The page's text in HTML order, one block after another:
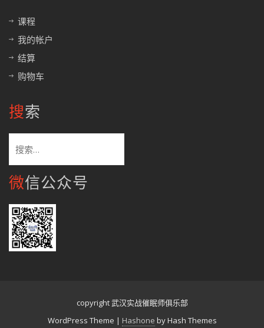
课程
我的帐户
结算
购物车
搜索
索：
微信公众号
copyright 武汉实战催眠师俱乐部
WordPress Theme | Hashone by Hash Themes